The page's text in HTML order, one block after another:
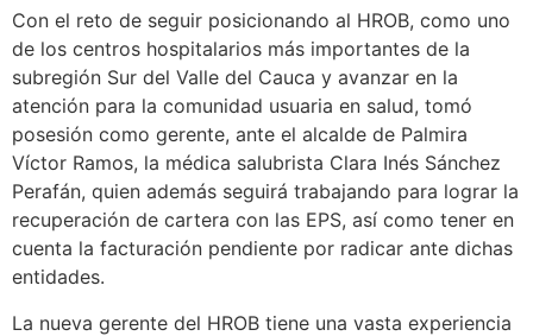
Con el reto de seguir posicionando al HROB, como uno
de los centros hospitalarios más importantes de la
subregión Sur del Valle del Cauca y avanzar en la
atención para la comunidad usuaria en salud, tomó
posesión como gerente, ante el alcalde de Palmira
Víctor Ramos, la médica salubrista Clara Inés Sánchez
Perafán, quien además seguirá trabajando para lograr la
recuperación de cartera con las EPS, así como tener en
cuenta la facturación pendiente por radicar ante dichas
entidades.
La nueva gerente del HROB tiene una vasta experiencia